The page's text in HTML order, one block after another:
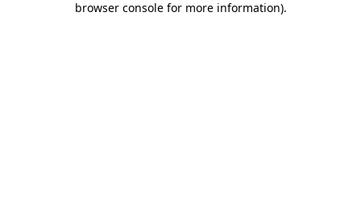
browser console for more information).